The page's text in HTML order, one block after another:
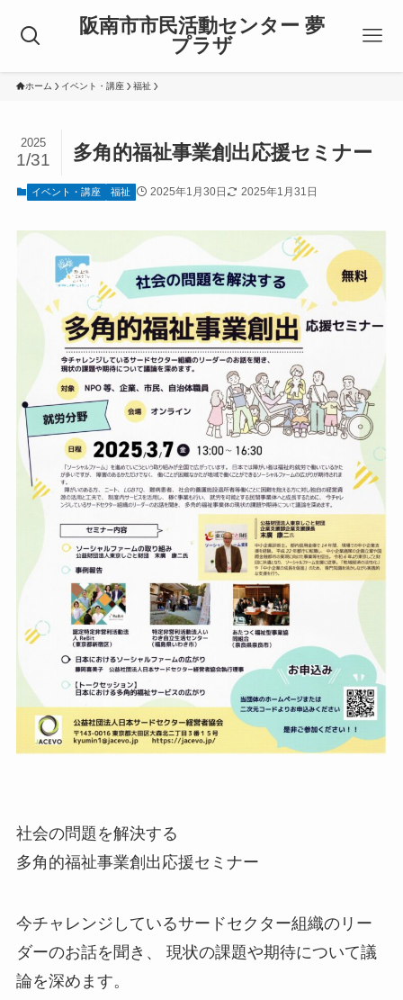
阪南市市民活動センター 夢
プラザ
ホーム イベント・講座 福祉
多角的福祉事業創出応援セミナー
2025
1/31
イベント・講座 福祉 2025年1月30日 2025年1月31日
社会の問題を解決する
多角的福祉事業創出応援セミナー
今チャレンジしているサードセクター組織のリー
ダーのお話を聞き、 現状の課題や期待について議
論を深めます。